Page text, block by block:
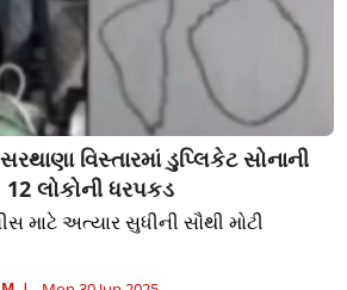
વિસ્તારમાં ડુપ્લિકેટ સોનાની
12 લોકોની ધરપકડ
માટે અત્યાર સુધીની સૌથી મોટી